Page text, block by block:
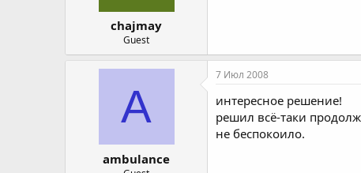
chajmay
Guest
A
ambulance
7 Июл 2008
интересное решение!
решил всё-таки
не беспокоило.